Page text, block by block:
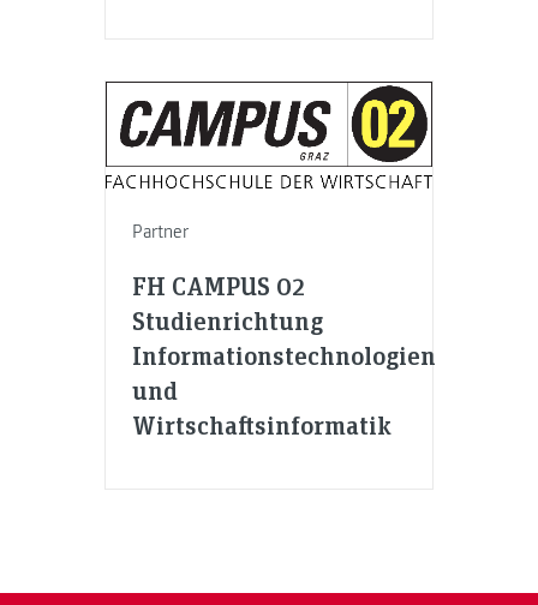
Partner
FH CAMPUS 02
Studienrichtung
Informationstechnologien
und
Wirtschaftsinformatik